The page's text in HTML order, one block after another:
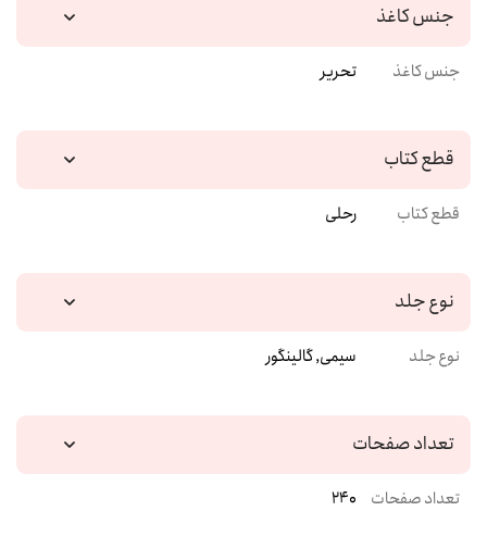
جنس کاغذ
جنس کاغذ تحریر
قطع کتاب
قطع کتاب رحلی
نوع جلد
نوع جلد سیمی, گالینگور
تعداد صفحات
تعداد صفحات 240